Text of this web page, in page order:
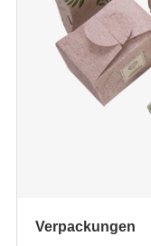
Verpackungen